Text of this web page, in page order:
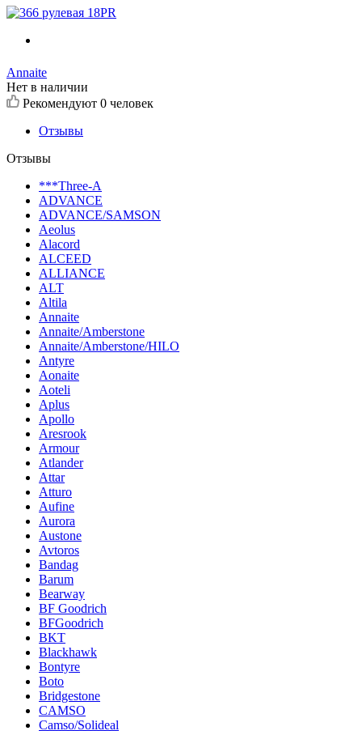
Annaite
Нет в наличии
Рекомендуют 0 человек
Отзывы
Отзывы
***Three-A
ADVANCE
ADVANCE/SAMSON
Aeolus
Alacord
ALCEED
ALLIANCE
ALT
Altila
Annaite
Annaite/Amberstone
Annaite/Amberstone/HILO
Antyre
Aonaite
Aoteli
Aplus
Apollo
Aresrook
Armour
Atlander
Attar
Atturo
Aufine
Aurora
Austone
Avtoros
Bandag
Barum
Bearway
BF Goodrich
BFGoodrich
BKT
Blackhawk
Bontyre
Boto
Bridgestone
CAMSO
Camso/Solideal